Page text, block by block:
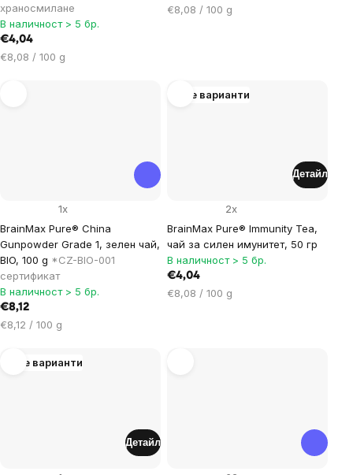
храносмилане
В наличност > 5 бр.
€4,04
Цена
€8,08 / 100 g
Цена
€8,08 / 100 g
BrainMax Pure® China
Gunpowder Grade 1, зелен чай,
BIO, 100 g *CZ-BIO-001
сертификат
1x
В наличност > 5 бр.
€8,12
Цена
€8,12 / 100 g
Още варианти
BrainMax Pure® Immunity Tea,
чай за силен имунитет, 50 гр
2x
В наличност > 5 бр.
€4,04
Цена
€8,08 / 100 g
Детайл
Още варианти
Детайл